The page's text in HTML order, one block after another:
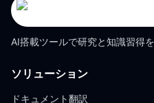
AI搭載ツールで研究と知識習得
ソリューション
ドキュメント翻訳